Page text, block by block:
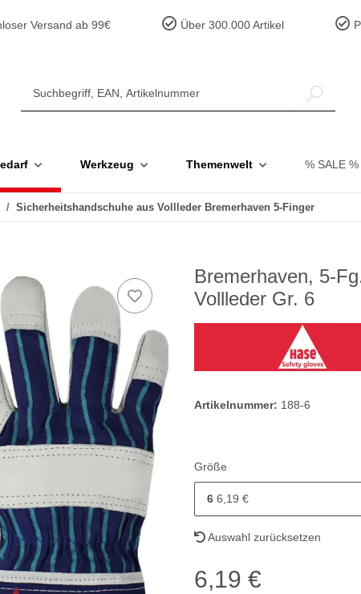
Versand ab 99€ Über 300.000 Artikel
Werkzeug Themenwelt % SALE %
Sicherheitshandschuhe aus Vollleder Bremerhaven 5-Finger
Bremerhaven, 5-
Vollleder Gr. 6
Artikelnummer: 188-6
Größe
6 6,19 €
Auswahl zurücksetzen
6,19 €